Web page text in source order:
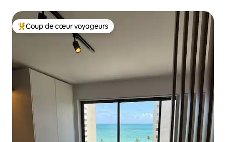
Coups de cœur voyageurs les plus appréciés
Coup de cœur voyageurs